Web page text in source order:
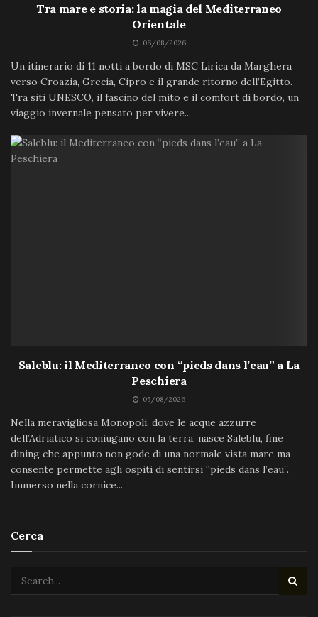
Tra mare e storia: la magia del Mediterraneo
Orientale
06/08/2026
Un itinerario di 11 notti a bordo di MSC Lirica da Marghera
verso Croazia, Grecia, Cipro e il grande ritorno dell’Egitto.
Tra siti UNESCO, il fascino del mito e il comfort di bordo, un
viaggio invernale pensato per vivere...
Saleblu: il Mediterraneo con “pieds dans l’eau” a La
Peschiera
05/08/2026
Nella meravigliosa Monopoli, dove le acque azzurre
dell’Adriatico si coniugano con la terra, nasce Saleblu, fine
dining che appunto non gode di una normale vista mare ma
consente permette agli ospiti di sentirsi “pieds dans l’eau”.
Immerso nella cornice...
Cerca